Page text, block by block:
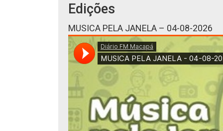
Edições
MUSICA PELA JANELA – 04-08-2026